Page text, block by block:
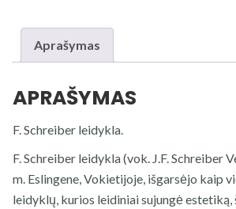
Aprašymas
APRAŠYMAS
F. Schreiber leidykla.
F. Schreiber leidykla (vok. J.F. Schreiber
m. Eslingene, Vokietijoje, išgarsėjo kaip
leidyklų, kurios leidiniai sujungė estetiką,